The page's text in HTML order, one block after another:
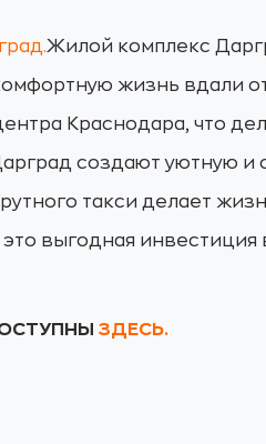
Жилой комплекс
жизнь вдали
Краснодара, что
создают уютную и
такси делает
выгодная
ЗДЕСЬ.